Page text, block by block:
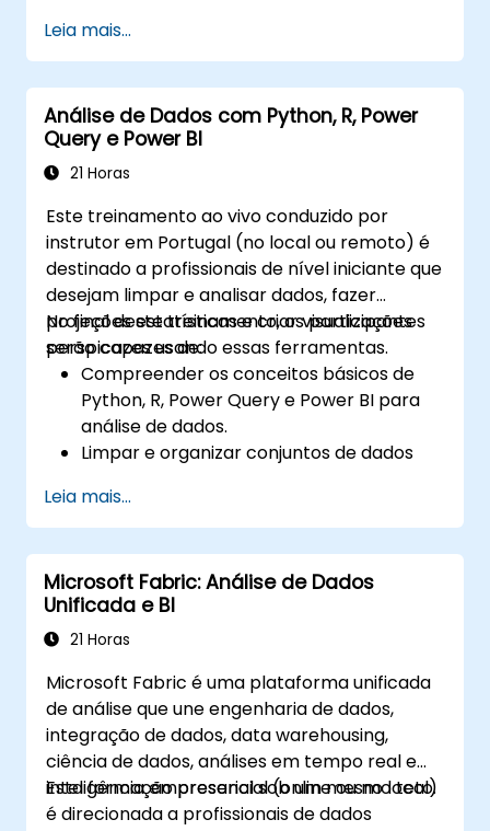
ferramentas de BI.
Utilizar recursos avançados para uma
exploração aprofundada dos dados.
Leia mais...
Análise de Dados com Python, R, Power
Query e Power BI
21 Horas
Este treinamento ao vivo conduzido por
instrutor em Portugal (no local ou remoto) é
destinado a profissionais de nível iniciante que
desejam limpar e analisar dados, fazer
projeções estatísticas e criar visualizações
perspicazes usando essas ferramentas.
No final deste treinamento, os participantes
serão capazes de:
Compreender os conceitos básicos de
Python, R, Power Query e Power BI para
análise de dados.
Limpar e organizar conjuntos de dados
Realizar análises e projecções
estatísticas com o R.
Criar dashboards e relatórios
profissionais com Power BI.
Integrar e analisar dados de várias fontes
de forma eficaz.
Leia mais...
Microsoft Fabric: Análise de Dados
Unificada e BI
21 Horas
Microsoft Fabric é uma plataforma unificada
de análise que une engenharia de dados,
integração de dados, data warehousing,
ciência de dados, análises em tempo real e
inteligência empresarial sob um mesmo teto.
Esta formação presencial (online ou no local)
é direcionada a profissionais de dados